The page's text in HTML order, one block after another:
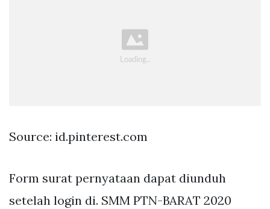
Source: id.pinterest.com
Form surat pernyataan dapat diunduh
setelah login di. SMM PTN-BARAT 2020